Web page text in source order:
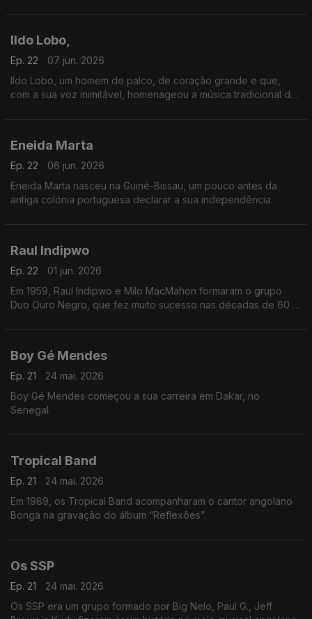
Ildo Lobo,
Ep. 22
07 jun. 2026
Ildo Lobo, um homem de palco, de coração grande e que,
com a sua voz inimitável, homenageou a música tradicional de
Eneida Marta
Ep. 22
06 jun. 2026
Eneida Marta nasceu na Guiné-Bissau, um pouco antes da
antiga colónia portuguesa declarar a sua independência.
Raul Indipwo
Ep. 22
01 jun. 2026
Em 1959, Raul Indipwo e Milo MacMahon formaram o grupo
Duo Ouro Negro, que fez muito sucesso nas décadas de 60 e
Boy Gé Mendes
Ep. 21
24 mai. 2026
Boy Gé Mendes começou a sua carreira em Dakar, no
Senegal.
Tropical Band
Ep. 21
24 mai. 2026
Em 1989, os Tropical Band acompanharam o cantor angolano
Bonga na gravação do álbum “Reflexões”.
Os SSP
Ep. 21
24 mai. 2026
Os SSP era um grupo formado por Big Nelo, Paul G., Jeff